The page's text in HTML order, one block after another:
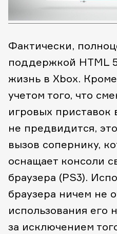
Фактически,
поддержкой HTML
жизнь в Xbox.
учетом того, что
игровых
не предвидится,
вызов сопернику,
оснащает консоли
браузера (PS3).
браузера ничем не
использования его
за исключением